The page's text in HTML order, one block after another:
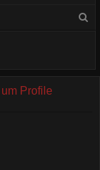
Profile